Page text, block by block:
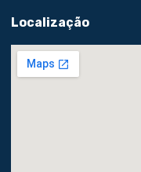
Localização